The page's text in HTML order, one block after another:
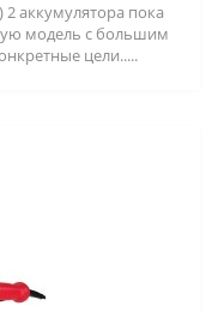
2 аккумулятора пока
модель с большим
цели.....